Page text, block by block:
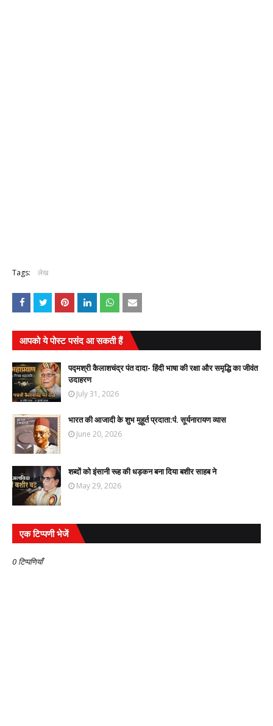
Tags: लेख
आपको ये पोस्ट पसंद आ सकती हैं
पद्मश्री कैलाशचंद्र पंत दादा- हिंदी भाषा की रक्षा और समृद्धि का जीवंत
उदाहरण
July 31, 2026
भारत की आजादी के शुभ मुहूर्त प्रदाता:पंं. सूर्यनारायण व्यास
June 20, 2026
शब्दों को इंसानी रूह की धड़कन बना दिया बशीर साहब ने
May 29, 2026
एक टिप्पणी भेजें
0 टिप्पणियाँ